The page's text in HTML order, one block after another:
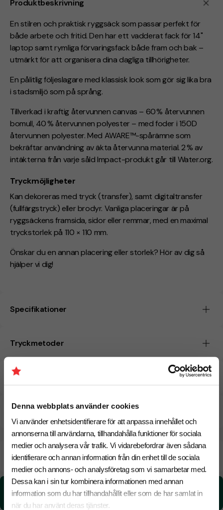
Denna webbplats använder cookies
Vi använder enhetsidentifierare för att anpassa innehållet och
annonserna till användarna, tillhandahålla funktioner för sociala
medier och analysera vår trafik. Vi vidarebefordrar även sådana
identifierare och annan information från din enhet till de sociala
medier och annons- och analysföretag som vi samarbetar med.
Dessa kan i sin tur kombinera informationen med annan
information som du har tillhandahållit eller som de har samlat in
när du har använt deras tjänster.
Produktbeskrivning
En stilren och praktisk ryggsäck som passar perfekt för
både arbete och fritid. Den har ett vadderat fack för 14"
laptop samt rymliga förvaringsfack både fram och bak –
utmärkt för att organisera dina dagliga tillhörigheter.
En pålitlig följeslagare med klassisk look som gör sig lika bra
i stadsmiljö som på språng.
Tillverkad i kraftig återvunnen canvas – 60 % återvunnen
bomull, 40 % återvunnen polyester – med foder i 150D
återvunnen polyester. Med AWARE™-spårämne som
bekräftar användning av äkta återvunna material. 2 % av
intäkterna från varje såld Impact-produkt går till Water.org.
Tryckmöjligheter
Kan dekoreras med tryck (transfer), samt digitaltransfer
(fullfärgstryck) eller brodyr. Vanliga placeringar är på
ryggsäckens framsida, sidor eller remmar, med en maximal
tryckstorlek på 110 × 110 mm.
Önskar du en annan placering eller storlek? Hör av dig så
hjälper vi dig!
Specifikationer
Tryckmetoder
Pristabell
CO₂e -avtryck
18 Augusti Beräknad leveranstid:
Snabbare leverans? Kontakta oss.
CO₂e -avtryck:
6.30 kg CO₂e / per styck